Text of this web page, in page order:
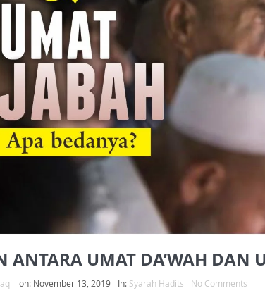
ANTARA UMAT DA’WAH DAN
on: November 13, 2019 In: Syarah Hadits No Comments